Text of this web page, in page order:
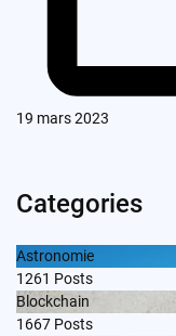
19 mars 2023
Categories
Astronomie
1261 Posts
Blockchain
1667 Posts